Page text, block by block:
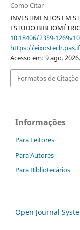
Como Citar
INVESTIMENTOS EM
ESTUDO
10.18406/2359-
https://
Acesso em: 9 ago. 2026.
Formatos de Citação
Informações
Para Leitores
Para Autores
Para Bibliotecários
Open Journal